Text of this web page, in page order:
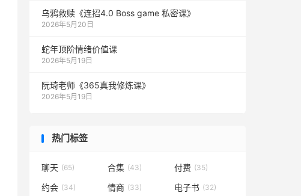
乌鸦救赎《连招4.0 Boss game 私密课》
2026年5月20日
蛇年顶阶情绪价值课
2026年5月19日
阮琦老师《365真我修炼课》
2026年5月19日
热门标签
聊天 (65) 合集 (43) 付费 (35)
约会 (34) 情商 (33) 电子书 (32)